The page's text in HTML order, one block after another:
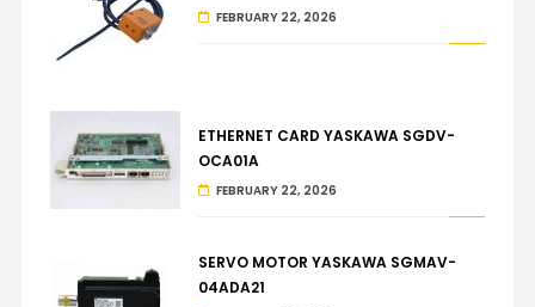
FEBRUARY 22, 2026
ETHERNET CARD YASKAWA SGDV-
OCA01A
FEBRUARY 22, 2026
SERVO MOTOR YASKAWA SGMAV-
04ADA21